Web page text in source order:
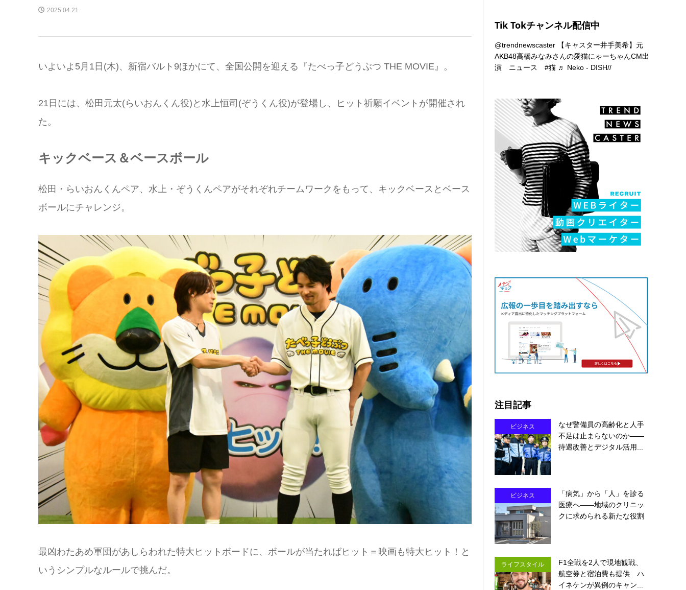
2025.04.21
いよいよ5月1日(木)、新宿バルト9ほかにて、全国公開を迎える『たべっ子どうぶつ THE MOVIE』。
21日には、松田元太(らいおんくん役)と水上恒司(ぞうくん役)が登場し、ヒット祈願イベントが開催され
た。
キックベース＆ベースボール
松田・らいおんくんペア、水上・ぞうくんペアがそれぞれチームワークをもって、キックベースとベース
ボールにチャレンジ。
最凶わたあめ軍団があしらわれた特大ヒットボードに、ボールが当たればヒット＝映画も特大ヒット！と
いうシンプルなルールで挑んだ。
Tik Tokチャンネル配信中
@trendnewscaster 【キャスター井手美希】元
AKB48高橋みなみさんの愛猫にゃーちゃんCM出
演 ニュース#猫 ♬ Neko - DISH//
注目記事
ビジネス
なぜ警備員の高齢化と人手
不足は止まらないのか――
待遇改善とデジタル活用...
ビジネス
「病気」から「人」を診る
医療へ――地域のクリニッ
クに求められる新たな役割
ライフスタイル
F1全戦を2人で現地観戦、
航空券と宿泊費も提供 ハ
イネケンが異例のキャン...